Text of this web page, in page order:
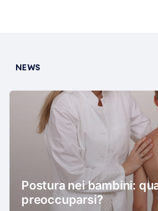
NEWS
Postura nei bambini:
preoccuparsi?